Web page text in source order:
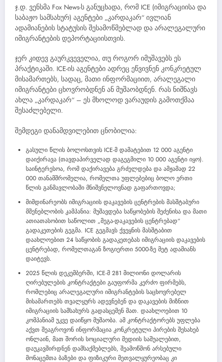
ჯ.დ. ვენსმა Fox News-ს განუცხადა, რომ ICE (იმიგრაციისა და
საბაჟო სამსახურ) აგენტები „კარდაკარ“ ივლიან
ადამიანების სტატუსის შესამოწმებლად და არალეგალური
იმიგრანტების დეპორტაციისთვის.
ჯერ კიდევ გაურკვეველია, თუ როგორ იმუშავებს ეს
პრაქტიკაში. ICE-ის აგენტები ადრეც ეწვივნენ კონკრეტულ
მისამართებს, სადაც, მათი ინფორმაციით, არალეგალი
იმიგრანტები ცხოვრობდნენ ან მუშაობდნენ. რას ნიშნავს
ახლა „კარდაკარ“ – ეს მხოლოდ ვარაუდის გამოთქმაა
შესაძლებელი.
შემდეგი დანამდვილებით ცნობილია:
გასული წლის ბოლოსთვის ICE-მ დამატებით 12 000 აგენტი
დაიქირავა (თავდაპირველად დაგეგმილი 10 000 აგენტი იყო).
საინტერესოა, რომ დაქირავება გრძელდება და ამჟამად 22
000 თანამშრომელია, რომელთა უფლებებიც ბოლო ერთი
წლის განმავლობაში მნიშვნელოვნად გაფართოვდა;
მიმდინარეობს იმიგრაციის დაკავების ცენტრების მასშტაბური
მშენებლობის კამპანია: მუშავდება საწყობების შეძენისა და მათი
ათიათასობით საწოლით „მეგა-დაკავების ცენტრებად“
გადაკეთების გეგმა. ICE გეგმავს ქვეყნის მასშტაბით
დაახლოებით 24 საწყობის გადაკეთებას იმიგრაციის დაკავების
ცენტრებად, რომელთაგან ზოგიერთი 5000-ზე მეტ ადამიანს
დაიტევს.
2025 წლის დეკემბერში, ICE-მ 281 მილიონი დოლარის
ღირებულების კონტრაქტები გაუფორმა კერძო ფირმებს,
რომლებიც არალეგალური იმიგრანტების საცხოვრებელ
მისამართებს თვალყურს ადევნებენ და დაკავების მიზნით
იმიგრაციის სამსახურს გადასცემენ მათ. დაახლოებით 10
კომპანიამ უკვე დაიწყო მუშაობა. ამ კონტრაქტორებს უფლება
აქვთ შეაგროვონ ინფორმაცია კონკრეტული პირების შესახებ
ონლაინ, მათ შორის სოციალური მედიის საშუალებით,
დაუკავშირდნენ დამსაქმებლებს, შეამოწმონ არსებული
მონაცემთა ბაზები და ფიზიკური მეთვალყურეობაც კი